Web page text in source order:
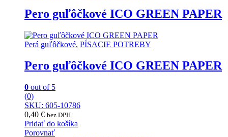
Pero guľôčkové ICO GREEN PAPER
Perá guľôčkové, PÍSACIE POTREBY
Pero guľôčkové ICO GREEN PAPER
0 out of 5
(0)
SKU: 605-10786
0,40 € bez DPH
Pridať do košíka
Porovnať